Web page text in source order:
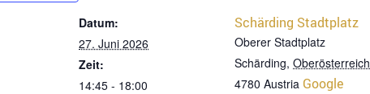
Datum:
27. Juni 2026
Zeit:
14:45 - 18:00
Schärding Stadtplatz
Oberer Stadtplatz
Schärding, Oberösterreich
4780 Austria Google